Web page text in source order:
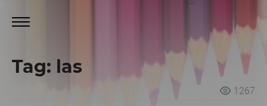
Tag: las
1267